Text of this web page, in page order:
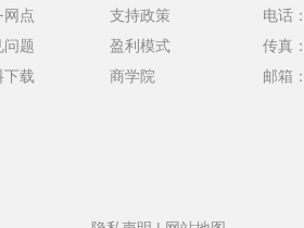
网点
问题
下载
支持政策
盈利模式
商学院
电话
传真
邮箱